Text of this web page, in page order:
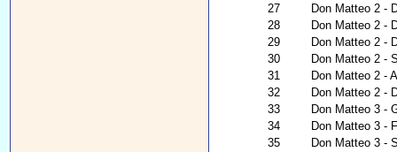
27
Don Matteo 2 -
28
Don Matteo 2 -
29
Don Matteo 2 -
30
Don Matteo 2 -
31
Don Matteo 2 -
32
Don Matteo 2 -
33
Don Matteo 3 -
34
Don Matteo 3 -
35
Don Matteo 3 -